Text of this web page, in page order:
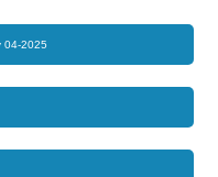
04-2025